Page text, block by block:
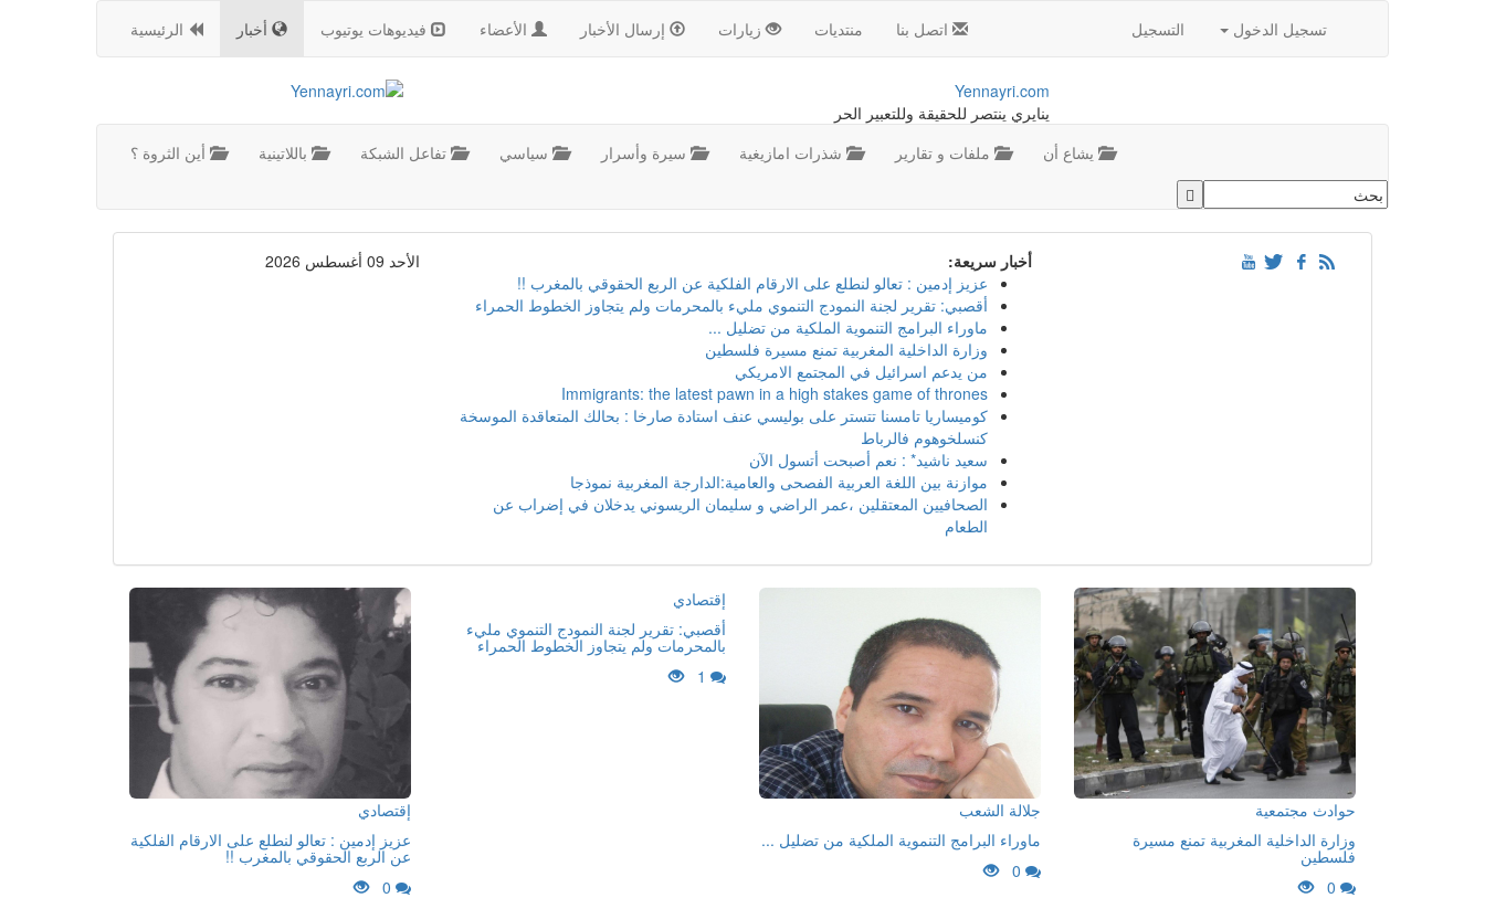
الرئيسية أخبار فيديوهات يوتيوب الأعضاء إرسال الأخبار زيارات منتديات اتصل بنا التسجيل تسجيل الدخول
Yennayri.com
ينايري ينتصر للحقيقة وللتعبير الحر
أين الثروة ؟
باللاتينية تفاعل الشبكة سياسي سيرة وأسرار شذرات امازيغية ملفات و تقارير يشاع أن
الأحد 09 أغسطس 2026
أخبار سريعة:
عزيز إدمين : تعالو لنطلع على الارقام الفلكية عن الربع الحقوقي بالمغرب !!
أقصبي: تقرير لجنة النمودج التنموي مليء بالمحرمات ولم يتجاوز الخطوط الحمراء
ماوراء البرامج التنموية الملكية من تضليل ...
وزارة الداخلية المغربية تمنع مسيرة فلسطين
من يدعم اسرائيل في المجتمع الامريكي
Immigrants: the latest pawn in a high stakes game of thrones
كوميساريا تامسنا تتستر على بوليسي عنف استادة صارخا : بحالك المتعاقدة الموسخة
كنسلخوهوم فالرباط
سعيد ناشيد* : نعم أصبحت أتسول الآن
موازنة بين اللغة العربية الفصحى والعامية:الدارجة المغربية نموذجا
الصحافيين المعتقلين ،عمر الراضي و سليمان الريسوني يدخلان في إضراب عن
الطعام
إقتصادي
عزيز إدمين : تعالو لنطلع على الارقام الفلكية
عن الربع الحقوقي بالمغرب !!
إقتصادي
أقصبي: تقرير لجنة النمودج التنموي مليء
بالمحرمات ولم يتجاوز الخطوط الحمراء
جلالة الشعب
ماوراء البرامج التنموية الملكية من تضليل ...
حوادث مجتمعية
وزارة الداخلية المغربية تمنع مسيرة
فلسطين